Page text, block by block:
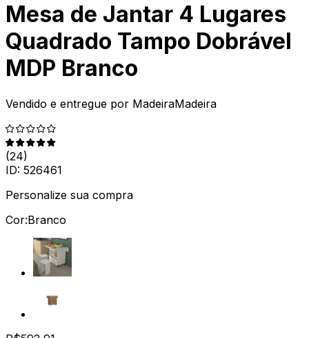
Mesa de Jantar 4 Lugares
Quadrado Tampo Dobrável
MDP Branco
Vendido e entregue por MadeiraMadeira
(24)
ID: 526461
Personalize sua compra
Cor:Branco